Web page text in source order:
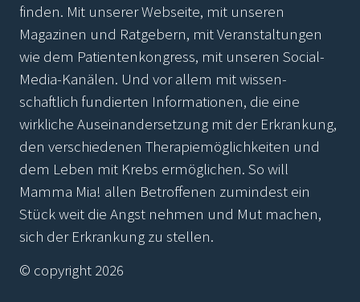
finden. Mit unserer Webseite, mit unseren
Magazinen und Ratgebern, mit Veranstaltungen
wie dem Patientenkongress, mit unseren Social-
Media-Kanälen. Und vor allem mit wissen-
schaftlich fundierten Informationen, die eine
wirkliche Auseinandersetzung mit der Erkrankung,
den verschiedenen Therapiemöglichkeiten und
dem Leben mit Krebs ermöglichen. So will
Mamma Mia! allen Betroffenen zumindest ein
Stück weit die Angst nehmen und Mut machen,
sich der Erkrankung zu stellen.
© copyright 2026